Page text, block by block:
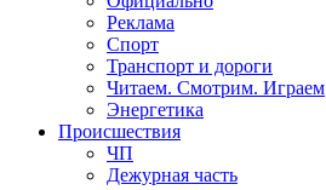
Реклама
Спорт
Транспорт и дороги
Читаем. Смотрим. Играем
Энергетика
Происшествия
ЧП
Дежурная часть